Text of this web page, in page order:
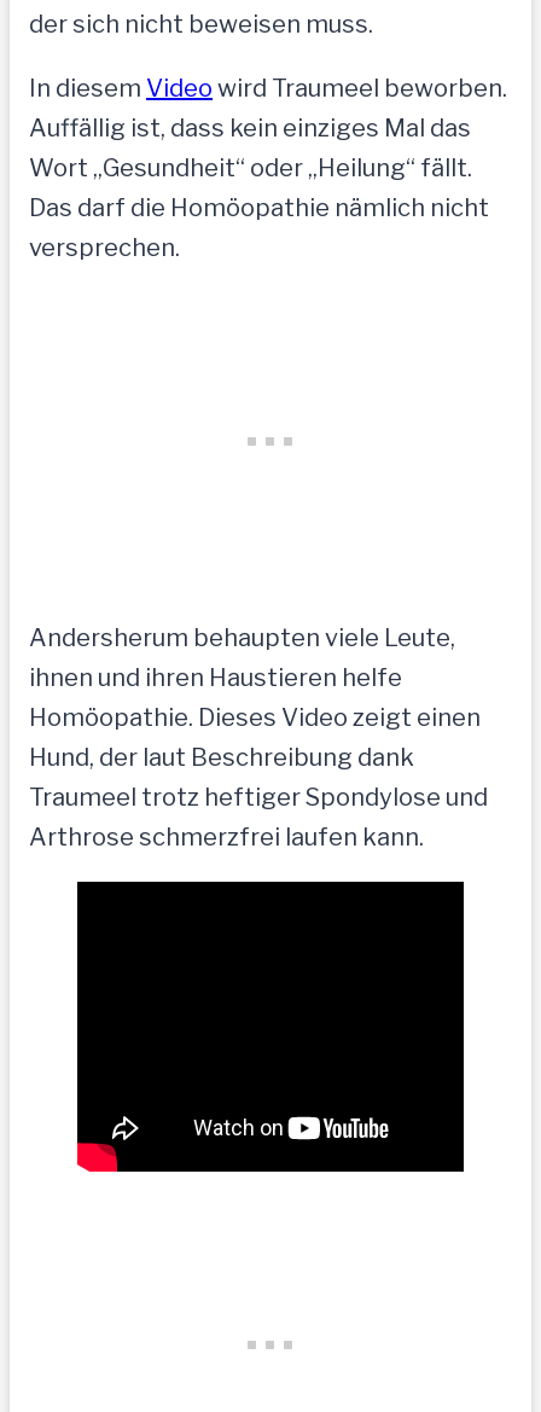
der sich nicht beweisen muss.
In diesem Video wird Traumeel beworben.
Auffällig ist, dass kein einziges Mal das
Wort „Gesundheit“ oder „Heilung“ fällt.
Das darf die Homöopathie nämlich nicht
versprechen.
Andersherum behaupten viele Leute,
ihnen und ihren Haustieren helfe
Homöopathie. Dieses Video zeigt einen
Hund, der laut Beschreibung dank
Traumeel trotz heftiger Spondylose und
Arthrose schmerzfrei laufen kann.